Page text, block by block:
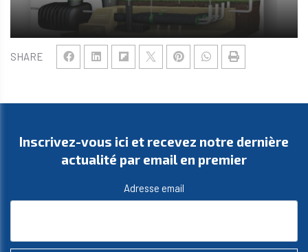
SHARE
Inscrivez-vous ici et recevez notre dernière
actualité par email en premier
Adresse email